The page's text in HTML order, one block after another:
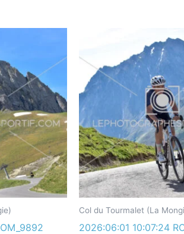
Col du Tourmalet (La
2026:06:01 10:07:24